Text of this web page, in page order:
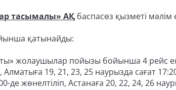
тасымалы» АҚ баспасөз қызметі мәлім
қатынайды:
жолаушылар пойызы бойынша 4 рейс
Алматыға 19, 21, 23, 25 наурызда сағат
де жөнелтіліп, Астанаға 20, 22, 24, 26